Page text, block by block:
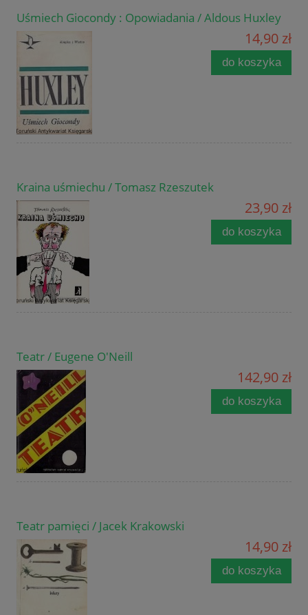
Uśmiech Giocondy : Opowiadania / Aldous Huxley
14,90 zł
do koszyka
Kraina uśmiechu / Tomasz Rzeszutek
23,90 zł
do koszyka
Teatr / Eugene O'Neill
142,90 zł
do koszyka
Teatr pamięci / Jacek Krakowski
14,90 zł
do koszyka